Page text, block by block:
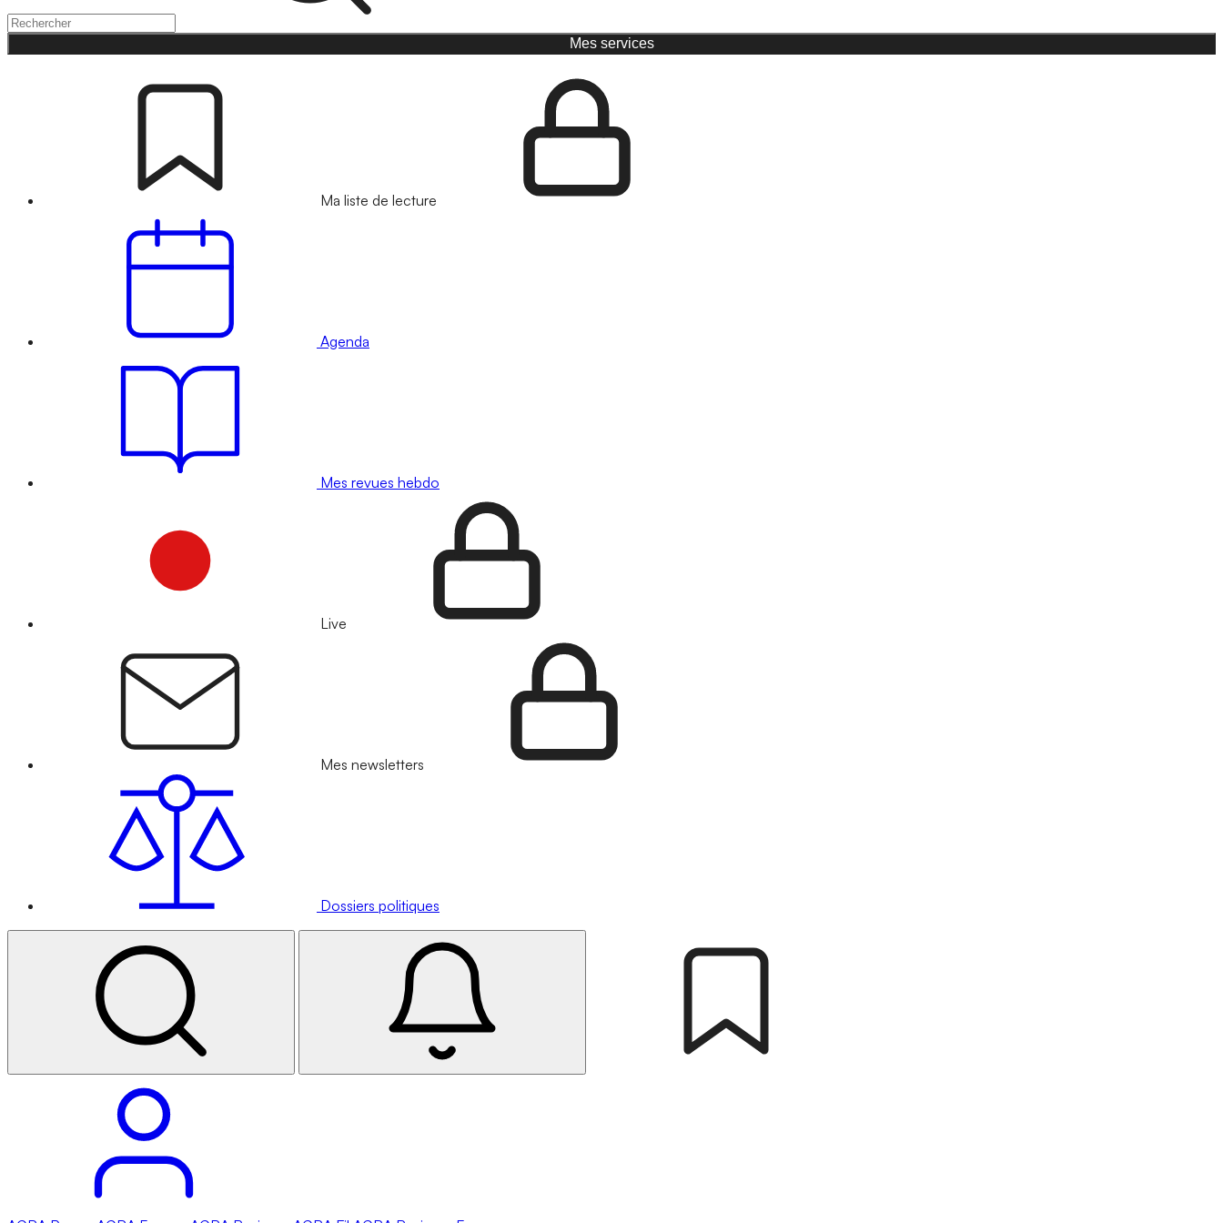
Mes services
Ma liste de lecture
Agenda
Mes revues hebdo
Live
Mes newsletters
Dossiers politiques